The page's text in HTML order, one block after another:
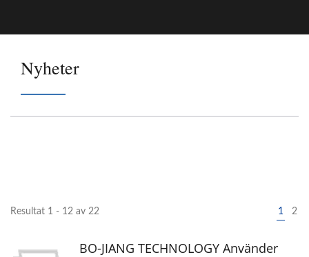
Nyheter
Resultat 1 - 12 av 22 1 2
BO-JIANG TECHNOLOGY Använder